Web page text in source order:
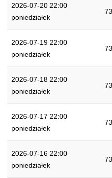
2026-07-20 22:00
poniedziałek
2026-07-19 22:00
poniedziałek
2026-07-18 22:00
poniedziałek
2026-07-17 22:00
poniedziałek
2026-07-16 22:00
poniedziałek